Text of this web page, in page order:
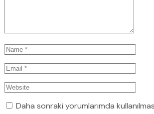
Daha sonraki yorumlarımda